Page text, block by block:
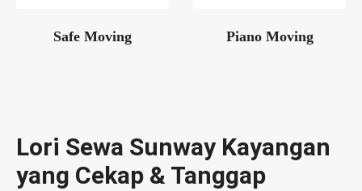
Safe Moving Piano Moving
Lori Sewa Sunway Kayangan
yang Cekap & Tanggap